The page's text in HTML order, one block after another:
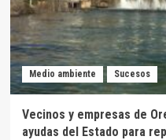
tras
los
graves
incidentes
del
pasado
Medio ambiente Sucesos
Vecinos y empresas de
ayudas del Estado para